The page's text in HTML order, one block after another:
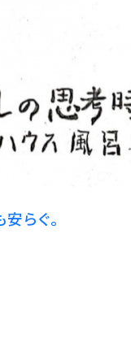
らぐ。